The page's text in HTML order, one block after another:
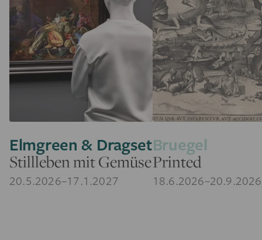
Elmgreen & Dragset
Stillleben mit Gemüse
20.5.2026–17.1.2027
Bruegel
Printed
18.6.2026–20.9.2026